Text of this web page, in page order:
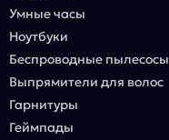
Умные часы
Ноутбуки
Беспроводные пылесосы
Выпрямители для волос
Гарнитуры
Геймпады